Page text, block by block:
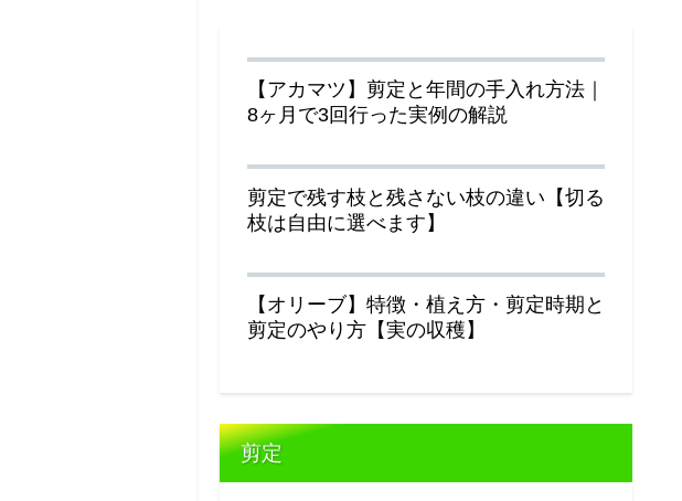
【アカマツ】剪定と年間の手入れ方法｜
8ヶ月で3回行った実例の解説
剪定で残す枝と残さない枝の違い【切る
枝は自由に選べます】
【オリーブ】特徴・植え方・剪定時期と
剪定のやり方【実の収穫】
剪定